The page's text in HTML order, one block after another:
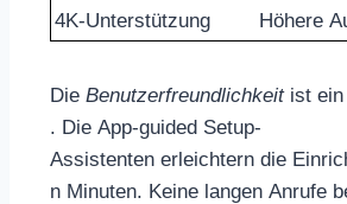
4K-Unterstützung
Höhere
Die Benutzerfreundlichkeitist ein
. Die App-guided Setup-
Assistenten erleichtern die
n Minuten. Keine langen Anrufe